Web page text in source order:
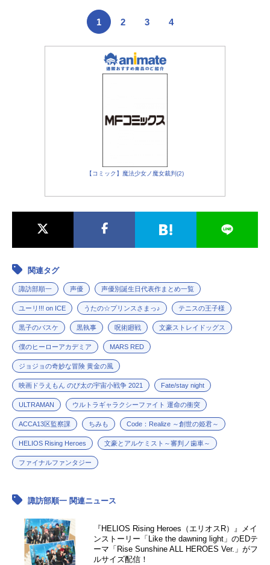
1 2 3 4
【コミック】魔法少女ノ魔女裁判(2)
関連タグ
諏訪部順一 声優 声優別誕生日代表作まとめ一覧
ユーリ!!! on ICE うたの☆プリンスさまっ♪ テニスの王子様
黒子のバスケ 黒執事 呪術廻戦 文豪ストレイドッグス
僕のヒーローアカデミア MARS RED
ジョジョの奇妙な冒険 黄金の風
映画ドラえもん のび太の宇宙小戦争 2021 Fate/stay night
ULTRAMAN ウルトラギャラクシーファイト 運命の衝突
ACCA13区監察課 ちみも Code：Realize ～創世の姫君～
HELIOS Rising Heroes 文豪とアルケミスト～審判ノ歯車～
ファイナルファンタジー
諏訪部順一 関連ニュース
『HELIOS Rising Heroes（エリオスR）』メイ
ンストーリー「Like the dawning light」のEDテ
ーマ「Rise Sunshine ALL HEROES Ver.」がフ
ルサイズ配信！